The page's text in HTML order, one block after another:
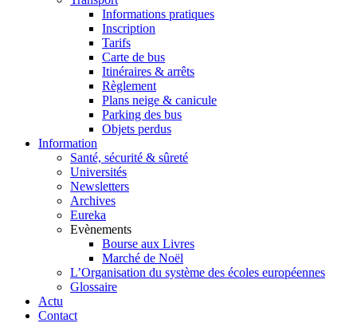
Informations pratiques
Inscription
Tarifs
Carte de bus
Itinéraires & arrêts
Règlement
Plans neige & canicule
Parking des bus
Objets perdus
Information
Santé, sécurité & sûreté
Universités
Newsletters
Archives
Eureka
Evènements
Bourse aux Livres
Marché de Noël
L’Organisation du système des écoles européennes
Glossaire
Actu
Contact